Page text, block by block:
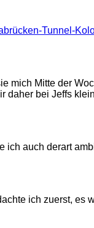
Tunnel-
mich Mitte der
daher bei Jeffs
ich auch derart
ich zuerst, es